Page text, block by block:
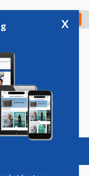
Check in
Vacatures
x